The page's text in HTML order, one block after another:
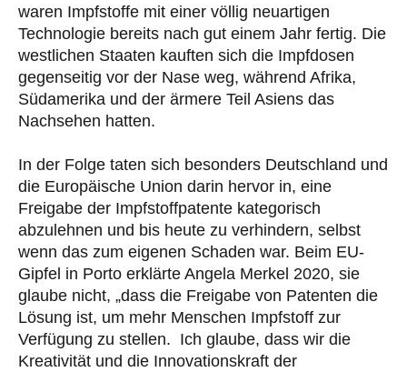
waren Impfstoffe mit einer völlig neuartigen
Technologie bereits nach gut einem Jahr fertig. Die
westlichen Staaten kauften sich die Impfdosen
gegenseitig vor der Nase weg, während Afrika,
Südamerika und der ärmere Teil Asiens das
Nachsehen hatten.
In der Folge taten sich besonders Deutschland und
die Europäische Union darin hervor in, eine
Freigabe der Impfstoffpatente kategorisch
abzulehnen und bis heute zu verhindern, selbst
wenn das zum eigenen Schaden war. Beim EU-
Gipfel in Porto erklärte Angela Merkel 2020, sie
glaube nicht, „dass die Freigabe von Patenten die
Lösung ist, um mehr Menschen Impfstoff zur
Verfügung zu stellen. Ich glaube, dass wir die
Kreativität und die Innovationskraft der